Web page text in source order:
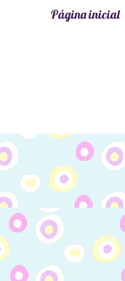
Página inicial